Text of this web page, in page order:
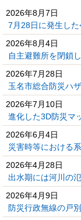
2026年8月7日
7月28日に発生し
2026年8月4日
自主避難所を閉鎖
2026年7月28日
玉名市総合防災ハ
2026年7月10日
進化した3D防災マ
2026年6月4日
災害時等における
2026年4月28日
出水期には河川の
2026年4月9日
防災行政無線の戸